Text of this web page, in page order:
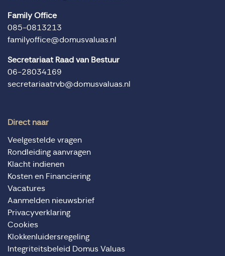
Family Office
085-0813213
familyoffice@domusvaluas.nl
Secretariaat Raad van Bestuur
06-28034169
secretariaatrvb@domusvaluas.nl
Direct naar
Veelgestelde vragen
Rondleiding aanvragen
Klacht indienen
Kosten en Financiering
Vacatures
Aanmelden nieuwsbrief
Privacyverklaring
Cookies
Klokkenluidersregeling
Integriteitsbeleid Domus Valuas